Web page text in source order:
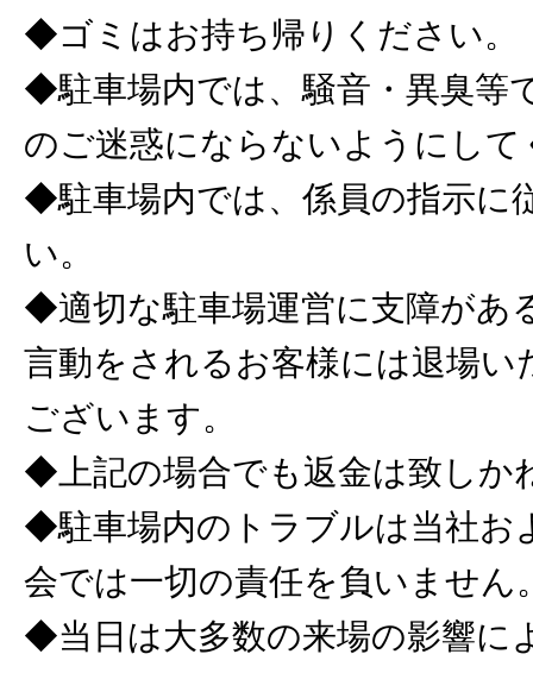
◆ゴミはお持ち帰りください。
◆駐車場内では、騒音・異臭等
のご迷惑にならないようにして
◆駐車場内では、係員の指示に
い。
◆適切な駐車場運営に支障があ
言動をされるお客様には退場い
ございます。
◆上記の場合でも返金は致しか
◆駐車場内のトラブルは当社お
会では一切の責任を負いません
◆当日は大多数の来場の影響に